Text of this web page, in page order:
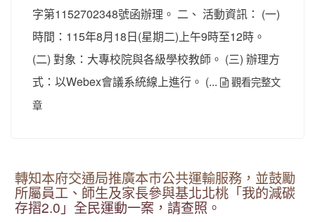
字第1152702348號函辦理。 二、 活動資訊： (一)
時間：115年8月18日(星期二)上午9時至12時。
(二) 對象：大專校院與各級學校教師。 (三) 辦理方
式：以Webex會議系統線上進行。 (...
觀看完整文
章
轉知本府交通局推廣本市公共運輸服務，並鼓勵
所屬員工、師生及家長參與基北北桃「我的減碳
存摺2.0」全民運動一案，請查照。